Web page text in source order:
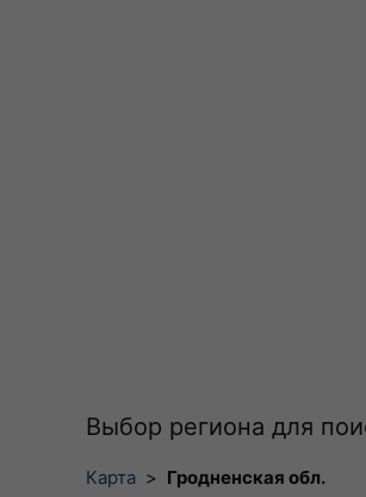
Выбор региона для
Карта > Гродненская обл.